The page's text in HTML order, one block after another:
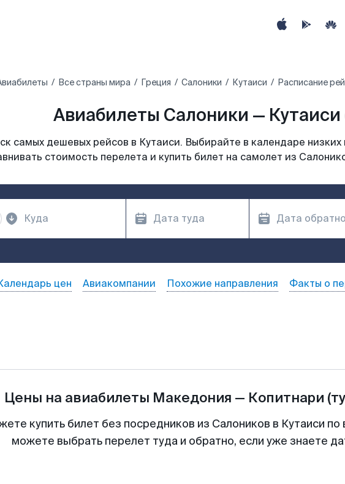
Все страны мира Греция Салоники Кутаиси Расписание
Авиабилеты Салоники — Кутаиси
самых дешевых рейсов в Кутаиси. Выбирайте в календаре
стоимость перелета и купить билет на самолет из
цен Авиакомпании Похожие направления Факты о
Цены на авиабилеты Македония — Копитнари
купить билет без посредников из Салоников в Кутаиси
можете выбрать перелет туда и обратно, если уже знаете